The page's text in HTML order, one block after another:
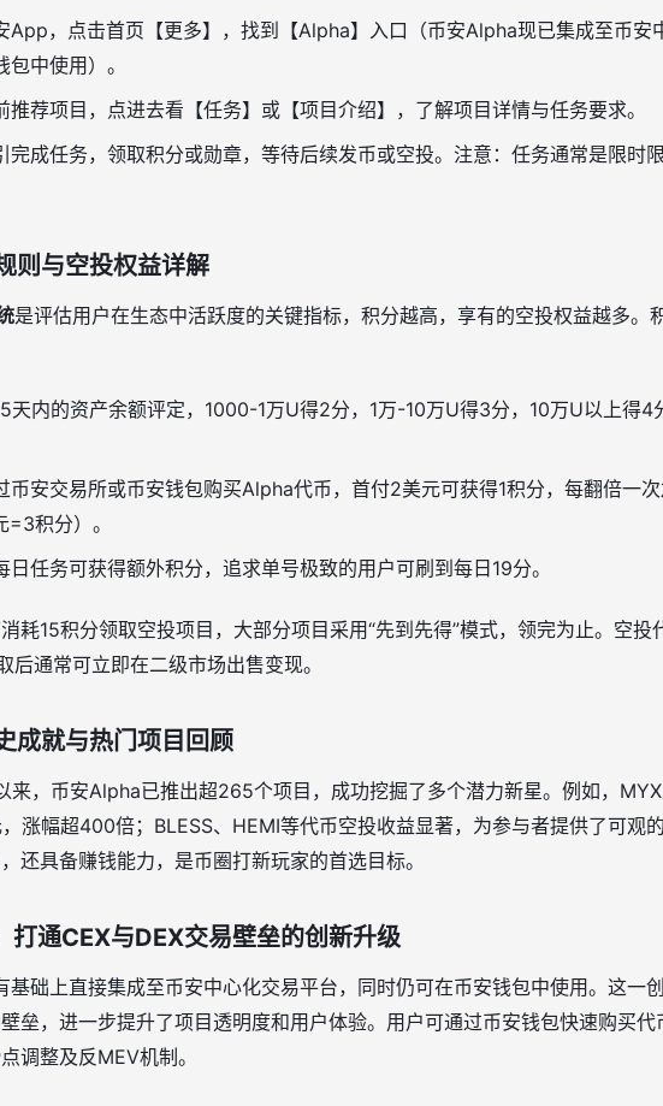
App，点击首页【更多】，找到【Alpha】入口（币安Alpha现已集成至币安
中使用）。
推荐项目，点进去看【任务】或【项目介绍】，了解项目详情与任务要求。
完成任务，领取积分或勋章，等待后续发币或空投。注意：任务通常是限时
则与空投权益详解
是评估用户在生态中活跃度的关键指标，积分越高，享有的空投权益越多。
天内的资产余额评定，1000-1万U得2分，1万-10万U得3分，10万U以上得4
币安交易所或币安钱包购买Alpha代币，首付2美元可获得1积分，每翻倍一
积分）。
日任务可获得额外积分，追求单号极致的用户可刷到每日19分。
耗15积分领取空投项目，大部分项目采用“先到先得”模式，领完为止。空投
后通常可立即在二级市场出售变现。
成就与热门项目回顾
来，币安Alpha已推出超265个项目，成功挖掘了多个潜力新星。例如，
涨幅超400倍；BLESS、HEMI等代币空投收益显著，为参与者提供了可观
还具备赚钱能力，是币圈打新玩家的首选目标。
通CEX与DEX交易壁垒的创新升级
础上直接集成至币安中心化交易平台，同时仍可在币安钱包中使用。这一
垒，进一步提升了项目透明度和用户体验。用户可通过币安钱包快速购买代
调整及反MEV机制。